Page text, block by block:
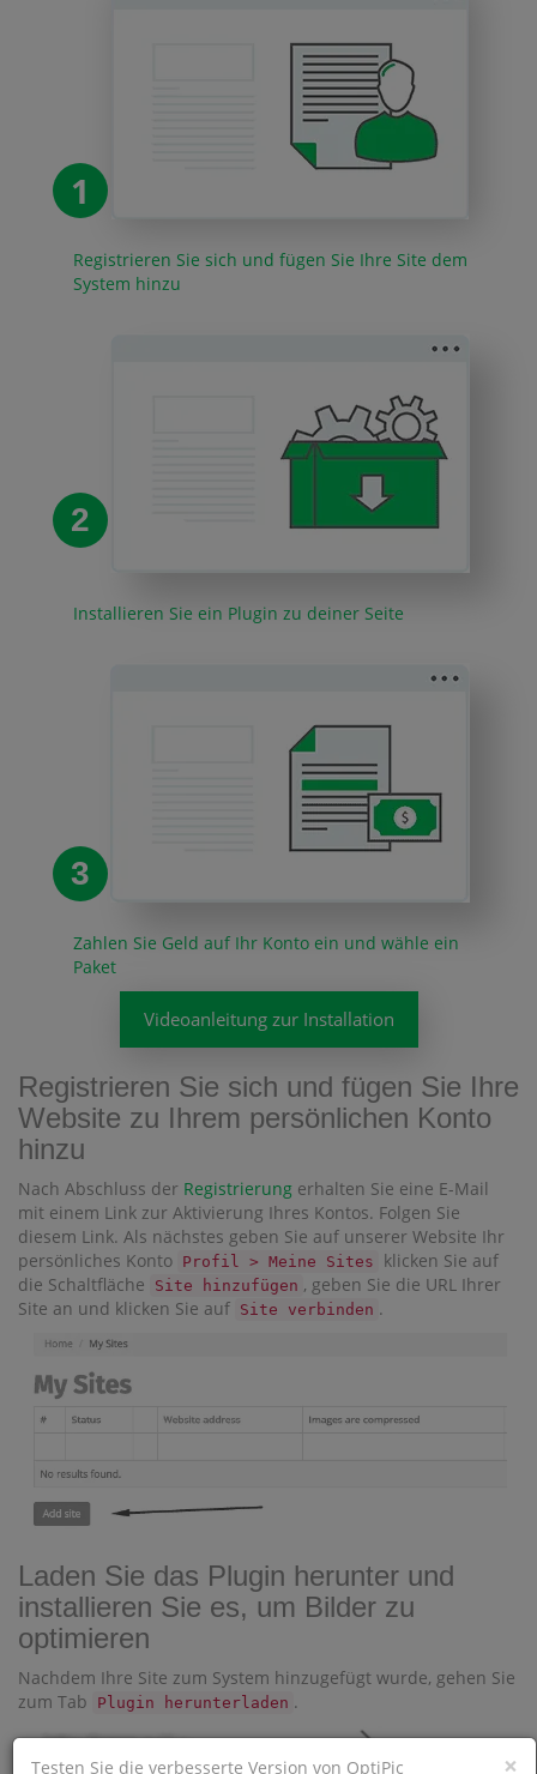
1
Registrieren Sie sich und fügen Sie Ihre Site dem
System hinzu
2
Installieren Sie ein Plugin zu deiner Seite
3
Zahlen Sie Geld auf Ihr Konto ein und wähle ein
Paket
Videoanleitung zur Installation
Registrieren Sie sich und fügen Sie Ihre
Website zu Ihrem persönlichen Konto
hinzu
Nach Abschluss der Registrierung erhalten Sie eine E-Mail
mit einem Link zur Aktivierung Ihres Kontos. Folgen Sie
diesem Link. Als nächstes geben Sie auf unserer Website Ihr
persönliches Konto Profil > Meine Sites
klicken Sie auf
die Schaltfläche
Site hinzufügen , geben Sie die URL Ihrer
Site an und klicken Sie auf Site verbinden .
Laden Sie das Plugin herunter und
installieren Sie es, um Bilder zu
optimieren
Nachdem Ihre Site zum System hinzugefügt wurde, gehen Sie
zum Tab
Plugin herunterladen .
×
Testen Sie die verbesserte Version von OptiPic